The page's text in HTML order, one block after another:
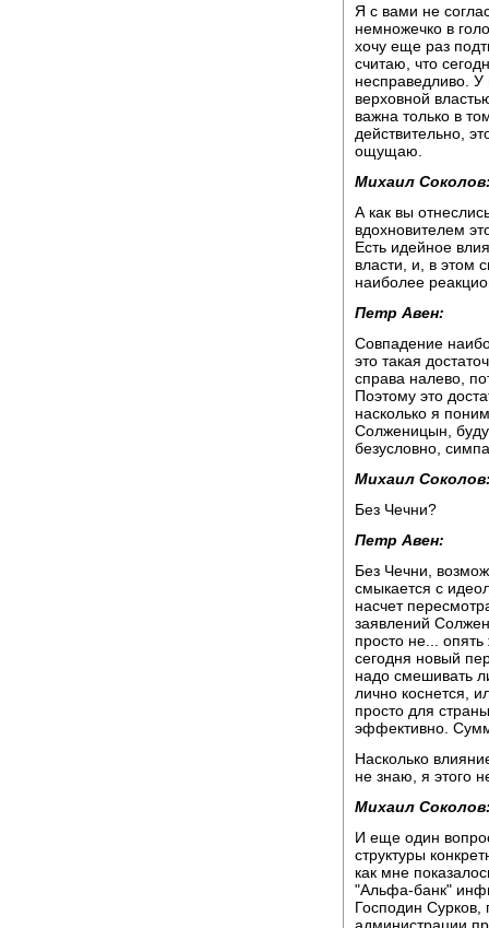
Я с вами не
немножечко в
хочу еще раз
считаю, что
несправедливо. У
верховной
важна только в
действительно,
ощущаю.
Михаил
А как вы
вдохновителем
Есть идейное
власти, и, в этом
наиболее
Петр Авен:
Совпадение
это такая
справа налево,
Поэтому это
насколько я
Солженицын,
безусловно,
Михаил
Без Чечни?
Петр Авен:
Без Чечни,
смыкается с
насчет
заявлений
просто не...
сегодня новый
надо смешивать
лично коснется,
просто для
эффективно.
Насколько
не знаю, я этого
Михаил
И еще один
структуры
как мне
"Альфа-банк"
Господин
администрации